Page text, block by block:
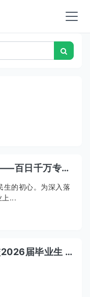
7月8日“职引未来 筑梦青春”——百日千万专项行动·乐业有约2026年欧阳路街道高校毕业生专场招聘会
生的初心。为深入落
上...
石家庄人民医学高等专科学校2026届毕业生 “筑梦青春·医路扬帆”线上招聘会